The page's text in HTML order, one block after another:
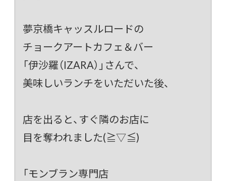
夢京橋キャッスルロードの
チョークアートカフェ＆バー
「伊沙羅（IZARA）」 さんで、
美味しいランチをいただいた後、
店を出ると、すぐ隣のお店に
目を奪われました(≧▽≦)
「モンブラン専門店